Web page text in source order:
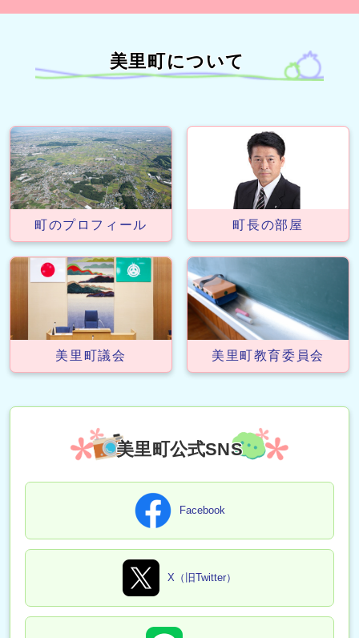
美里町について
町のプロフィール 町長の部屋
美里町議会 美里町教育委員会
美里町公式SNS
Facebook
X（旧Twitter）